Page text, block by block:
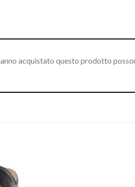
acquistato questo prodotto